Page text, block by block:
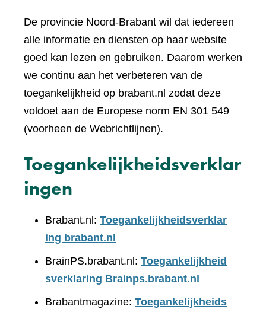
De provincie Noord-Brabant wil dat iedereen
alle informatie en diensten op haar website
goed kan lezen en gebruiken. Daarom werken
we continu aan het verbeteren van de
toegankelijkheid op brabant.nl zodat deze
voldoet aan de Europese norm EN 301 549
(voorheen de Webrichtlijnen).
Toegankelijkheidsverklar
ingen
Brabant.nl: Toegankelijkheidsverklar
ing brabant.nl
BrainPS.brabant.nl: Toegankelijkheid
sverklaring Brainps.brabant.nl
Brabantmagazine: Toegankelijkheids